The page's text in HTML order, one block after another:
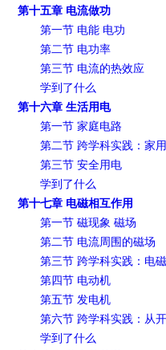
第十五章 电流做功
第一节 电能 电功
第二节 电功率
第三节 电流的热效应
学到了什么
第十六章 生活用电
第一节 家庭电路
第二节 跨学科实践：家
第三节 安全用电
学到了什么
第十七章 电磁相互作用
第一节 磁现象 磁场
第二节 电流周围的磁场
第三节 跨学科实践：电
第四节 电动机
第五节 发电机
第六节 跨学科实践：从
学到了什么